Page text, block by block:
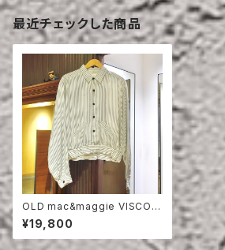
最近チェックした商品
OLD mac&maggie VISCOS
E JACKET
¥19,800